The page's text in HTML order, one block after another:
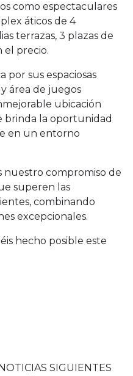
como espectaculares
áticos de 4
terrazas, 3 plazas de
el precio.
por sus espaciosas
área de juegos
ubicación
brinda la oportunidad
en un entorno
nuestro compromiso de
superen las
combinando
excepcionales.
hecho posible este
SIGUIENTES